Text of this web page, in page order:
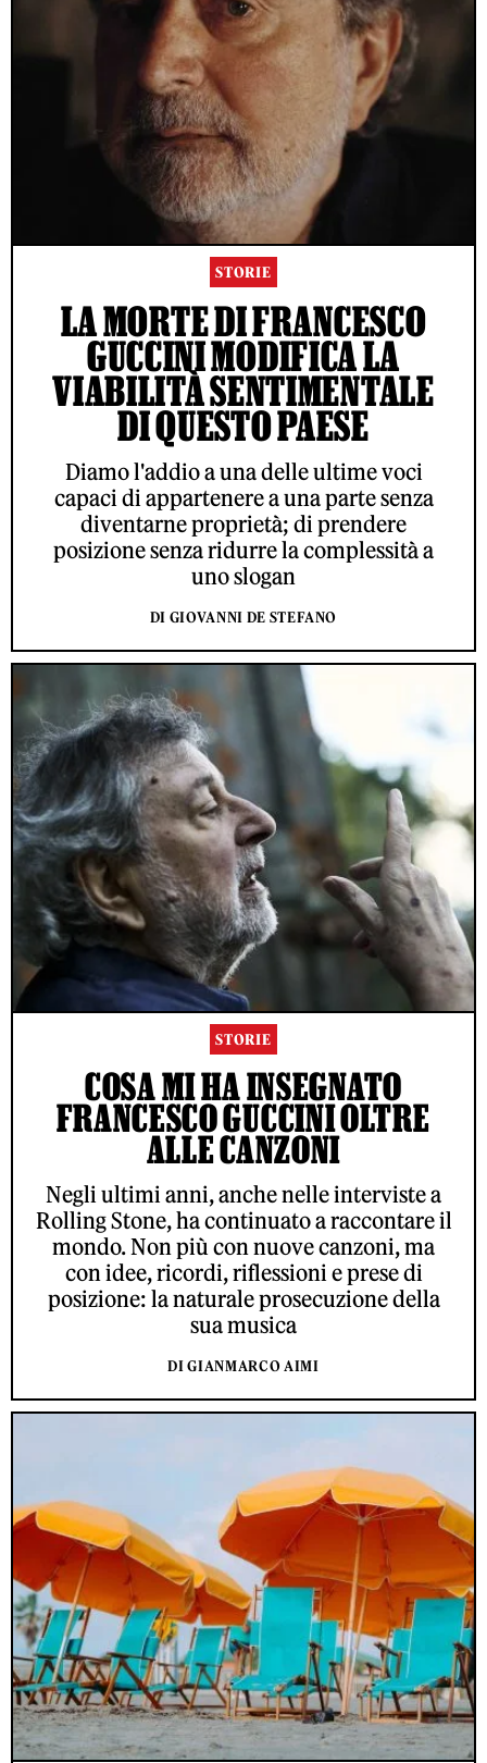
STORIE
LA MORTE DI FRANCESCO
GUCCINI MODIFICA LA
VIABILITÀ SENTIMENTALE
DI QUESTO PAESE
Diamo l'addio a una delle ultime voci
capaci di appartenere a una parte senza
diventarne proprietà; di prendere
posizione senza ridurre la complessità a
uno slogan
DI GIOVANNI DE STEFANO
STORIE
COSA MI HA INSEGNATO
FRANCESCO GUCCINI OLTRE
ALLE CANZONI
Negli ultimi anni, anche nelle interviste a
Rolling Stone, ha continuato a raccontare il
mondo. Non più con nuove canzoni, ma
con idee, ricordi, riflessioni e prese di
posizione: la naturale prosecuzione della
sua musica
DI GIANMARCO AIMI